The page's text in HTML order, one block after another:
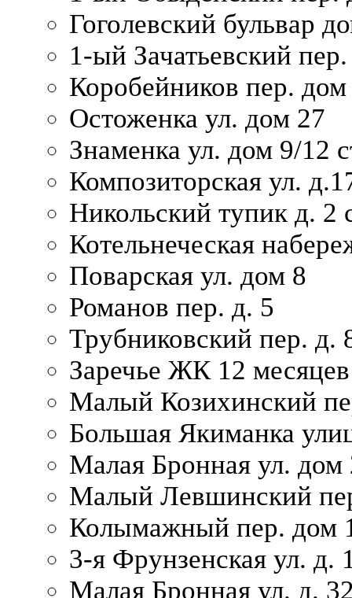
Гоголевский бульвар
1-ый Зачатьевский
Коробейников пер.
Остоженка ул. дом 27
Знаменка ул. дом 9/12
Композиторская ул.
Никольский тупик д. 2
Котельнеческая
Поварская ул. дом 8
Романов пер. д. 5
Трубниковский пер. д.
Заречье ЖК 12 месяцев
Малый Козихинский
Большая Якиманка
Малая Бронная ул. дом
Малый Левшинский
Колымажный пер. дом
3-я Фрунзенская ул. д.
Малая Бронная ул. д.